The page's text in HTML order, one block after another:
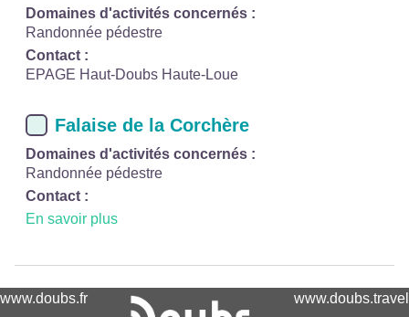
Domaines d'activités concernés :
Randonnée pédestre
Contact :
EPAGE Haut-Doubs Haute-Loue
Falaise de la Corchère
Domaines d'activités concernés :
Randonnée pédestre
Contact :
En savoir plus
www.doubs.fr www.doubs.travel